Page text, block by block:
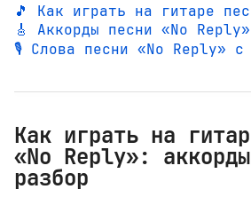
🎵 Как играть на гитаре
🎸 Аккорды песни «No
🎙️ Слова песни «No Reply» с
Как играть на
«No Reply»:
разбор